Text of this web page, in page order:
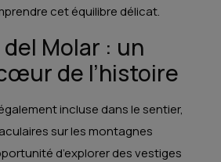
cet équilibre délicat.
del Molar : un
de l’histoire
incluse dans le sentier,
sur les montagnes
d’explorer des vestiges